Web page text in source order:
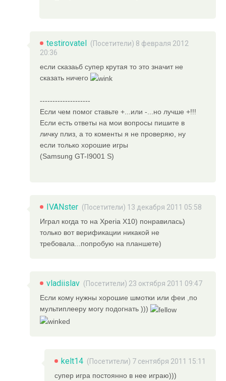
testirovatel (Посетители) 8 февраля 2012
20:36
если сказаьб супер крутая то это значит не
сказать ничего
--------------------
Если чем помог ставьте +...или -...но лучше +!!!
Если есть ответы на мои вопросы пишите в
личку плиз, а то коменты я не проверяю, ну
если только хорошие игры
(Samsung GT-I9001 S)
IVANster (Посетители) 13 декабря 2011 05:58
Играл когда то на Xperia X10) понравилась)
только вот верификации никакой не
требовала...попробую на планшете)
vladiislav (Посетители) 23 октября 2011 09:47
Если кому нужны хорошие шмотки или феи ,по
мультиплееру могу подогнать )))
kelt14 (Посетители) 7 сентября 2011 15:11
супер игра постоянно в нее играю)))